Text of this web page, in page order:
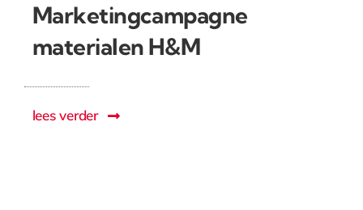
Marketingcampagne
materialen H&M
lees verder